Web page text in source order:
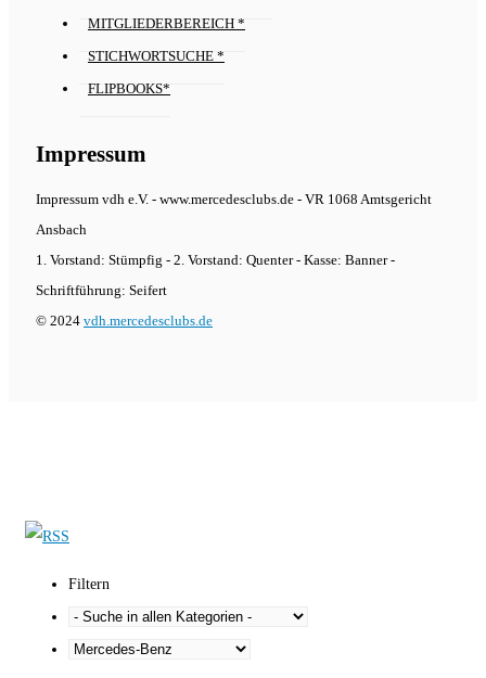
MITGLIEDERBEREICH *
STICHWORTSUCHE *
FLIPBOOKS*
Impressum
Impressum vdh e.V. - www.mercedesclubs.de - VR 1068 Amtsgericht
Ansbach
1. Vorstand: Stümpfig - 2. Vorstand: Quenter - Kasse: Banner -
Schriftführung: Seifert
© 2024 vdh.mercedesclubs.de
Filtern